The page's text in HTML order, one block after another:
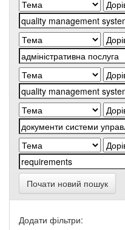
Почати новий пошук
Додати фільтри: